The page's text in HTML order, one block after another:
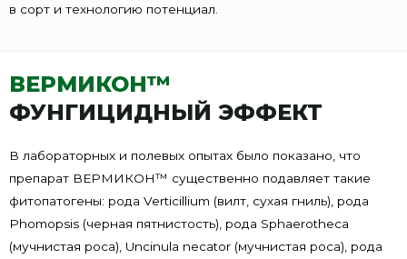
в сорт и технологию потенциал.
ВЕРМИКОН™
ФУНГИЦИДНЫЙ ЭФФЕКТ
В лабораторных и полевых опытах было показано, что
препарат ВЕРМИКОН™ существенно подавляет такие
фитопатогены: рода Verticillium (вилт, сухая гниль), рода
Phomopsis (черная пятнистость), рода Sphaerotheca
(мучнистая роса), Uncinula necator (мучнистая роса), рода